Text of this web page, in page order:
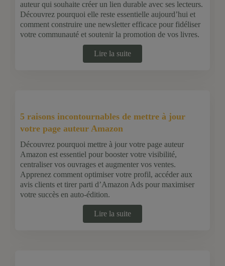
auteur qui souhaite créer un lien durable avec ses lecteurs.
Découvrez pourquoi elle reste essentielle aujourd’hui et
comment construire une newsletter efficace pour fidéliser
votre communauté et soutenir la promotion de vos livres.
Lire la suite
5 raisons incontournables de mettre à jour
votre page auteur Amazon
Découvrez pourquoi mettre à jour votre page auteur
Amazon est essentiel pour booster votre visibilité,
centraliser vos ouvrages et augmenter vos ventes.
Apprenez comment optimiser votre profil, accéder aux
avis clients et tirer parti d’Amazon Ads pour maximiser
votre succès en auto-édition.
Lire la suite